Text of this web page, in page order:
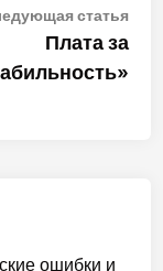
статья
Плата за
ошибки и